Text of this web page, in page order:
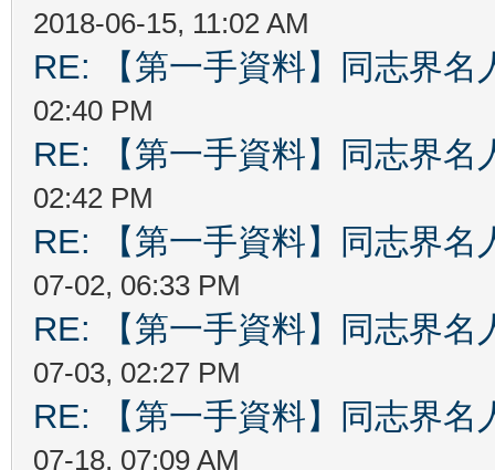
2018-06-15, 11:02 AM
RE: 【第一手資料】同志界名
02:40 PM
RE: 【第一手資料】同志界名
02:42 PM
RE: 【第一手資料】同志界名
07-02, 06:33 PM
RE: 【第一手資料】同志界名
07-03, 02:27 PM
RE: 【第一手資料】同志界名
07-18, 07:09 AM